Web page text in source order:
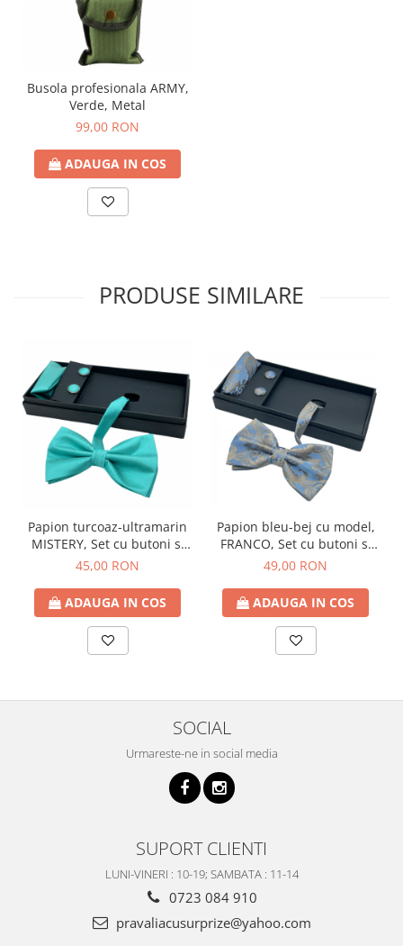
Busola profesionala ARMY,
Verde, Metal
99,00 RON
ADAUGA IN COS
PRODUSE SIMILARE
Papion turcoaz-ultramarin
MISTERY, Set cu butoni si
batista
45,00 RON
ADAUGA IN COS
Papion bleu-bej cu model,
FRANCO, Set cu butoni si
batista
49,00 RON
ADAUGA IN COS
SOCIAL
Urmareste-ne in social media
SUPORT CLIENTI
LUNI-VINERI : 10-19; SAMBATA : 11-14
0723 084 910
pravaliacusurprize@yahoo.com